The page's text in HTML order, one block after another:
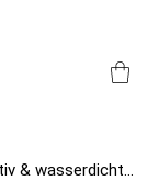
Herren Arbeits-Overall – Langarm, atmungsaktiv & wasserdicht, individuell mit L